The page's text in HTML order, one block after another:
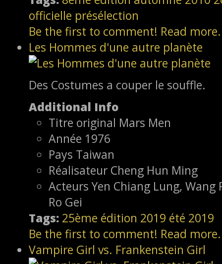
officielle présélection
Be the first to comment! Read
Les Hommes d'une autre planète
Des Costumes a couper le souffle.
Additional Info
Titre original Mars Men
Année 1976
Pays Taiwan
Réalisateur Cheng Hun Ming
Acteurs Yen Chiang Lung, Wang
Ro Gei
Tags: 25ème édition 2019 été 2019
Be the first to comment! Read
Vampire Girl vs. Frankenstein Girl